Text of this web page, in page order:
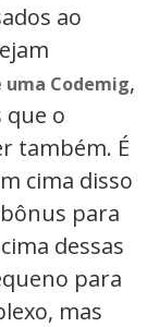
ao
Codemig,
que o
também. É
cima disso
para
dessas
para
mas